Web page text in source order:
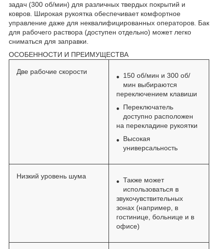
задач (300 об/мин) для различных твердых покрытий и
ковров. Широкая рукоятка обеспечивает комфортное
управление даже для неквалифицированных операторов. Бак
для рабочего раствора (доступен отдельно) может легко
сниматься для заправки.
ОСОБЕННОСТИ И ПРЕИМУЩЕСТВА
Две рабочие скорости
150 об/мин и 300 об/
мин выбираются
переключением клавиши
Переключатель
доступно расположен
на перекладине рукоятки
Высокая
универсальность
Низкий уровень шума
Также может
использоваться в
звукочувствительных
зонах (например, в
гостинице, больнице и в
офисе)